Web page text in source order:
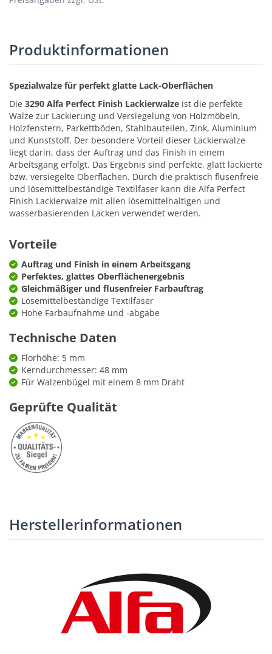
Produktinformationen
Spezialwalze für perfekt glatte Lack-Oberflächen
Die 3290 Alfa Perfect Finish Lackierwalze ist die perfekte
Walze zur Lackierung und Versiegelung von Holzmöbeln,
Holzfenstern, Parkettböden, Stahlbauteilen, Zink, Aluminium
und Kunststoff. Der besondere Vorteil dieser Lackierwalze
liegt darin, dass der Auftrag und das Finish in einem
Arbeitsgang erfolgt. Das Ergebnis sind perfekte, glatt lackierte
bzw. versiegelte Oberflächen. Durch die praktisch flusenfreie
und lösemittelbeständige Textilfaser kann die Alfa Perfect
Finish Lackierwalze mit allen lösemittelhaltigen und
wasserbasierenden Lacken verwendet werden.
Vorteile
Auftrag und Finish in einem Arbeitsgang
Perfektes, glattes Oberflächenergebnis
Gleichmäßiger und flusenfreier Farbauftrag
Lösemittelbeständige Textilfaser
Hohe Farbaufnahme und -abgabe
Technische Daten
Florhöhe: 5 mm
Kerndurchmesser: 48 mm
Für Walzenbügel mit einem 8 mm Draht
Geprüfte Qualität
Herstellerinformationen